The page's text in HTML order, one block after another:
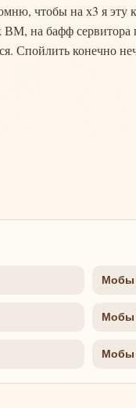
чтобы на х3 я эту
на бафф сервитора
Спойлить конечно
Мобы
Мобы
Мобы